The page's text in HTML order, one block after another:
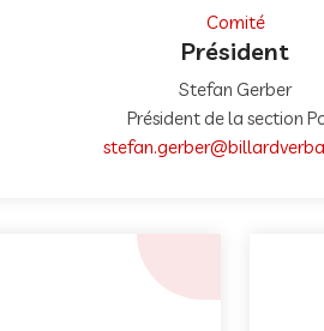
Comité
Président
Stefan Gerber
Président de la section